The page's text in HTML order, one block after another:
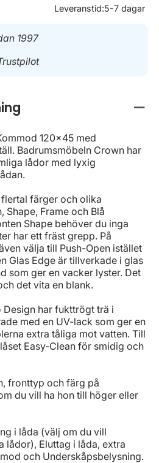
Leveranstid:5-7 dagar
1997
120x45 med
Badrumsmöbeln Crown har
lådor med lyxig
färger och olika
Shape, Frame och Blå
Shape behöver du inga
har ett fräst grepp. På
välja till Push-Open istället
Glas Edge är tillverkade i glas
som ger en vacker lyster. Det
det vita en blank.
har fukttrögt trä i
med en UV-lack som ger en
extra tåliga mot vatten. Till
Easy-Clean för smidig och
fronttyp och färg på
du vill ha hon till höger eller
i låda (välj om du vill
lådor), Eluttag i låda, extra
och Underskåpsbelysning.